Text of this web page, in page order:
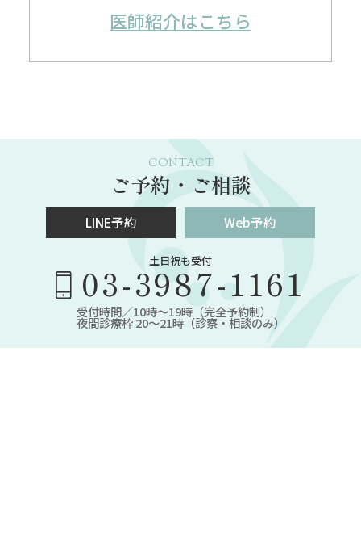
医師紹介はこちら
CONTACT
ご予約・ご相談
LINE予約 Web予約
土日祝も受付
03-3987-1161
受付時間／10時～19時（完全予約制）
夜間診療枠 20～21時（診察・相談のみ）